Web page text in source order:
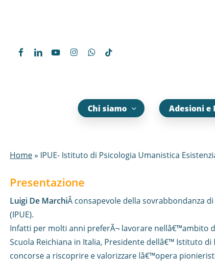
content
Chi siamo Adesioni e
Home» IPUE- Istituto di Psicologia Umanistica
Presentazione
Luigi De MarchiÂ consapevole della sovrabbondanza
(IPUE).
Infatti per molti anni preferÃ¬ lavorare nellâ€™ambito
Scuola Reichiana in Italia, Presidente dellâ€™ Istituto
concorse a riscoprire e valorizzare lâ€™opera